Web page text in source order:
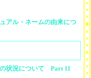
アル・ネームの由来につ
状況について Part 11